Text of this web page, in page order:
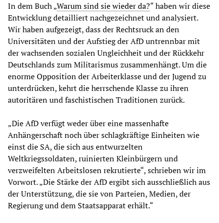
In dem Buch „Warum sind sie wieder da?“ haben wir diese
Entwicklung detailliert nachgezeichnet und analysiert.
Wir haben aufgezeigt, dass der Rechtsruck an den
Universitäten und der Aufstieg der AfD untrennbar mit
der wachsenden sozialen Ungleichheit und der Rückkehr
Deutschlands zum Militarismus zusammenhängt. Um die
enorme Opposition der Arbeiterklasse und der Jugend zu
unterdrücken, kehrt die herrschende Klasse zu ihren
autoritären und faschistischen Traditionen zurück.
„Die AfD verfügt weder über eine massenhafte
Anhängerschaft noch über schlagkräftige Einheiten wie
einst die SA, die sich aus entwurzelten
Weltkriegssoldaten, ruinierten Kleinbürgern und
verzweifelten Arbeitslosen rekrutierte“, schrieben wir im
Vorwort. „Die Stärke der AfD ergibt sich ausschließlich aus
der Unterstützung, die sie von Parteien, Medien, der
Regierung und dem Staatsapparat erhält.“